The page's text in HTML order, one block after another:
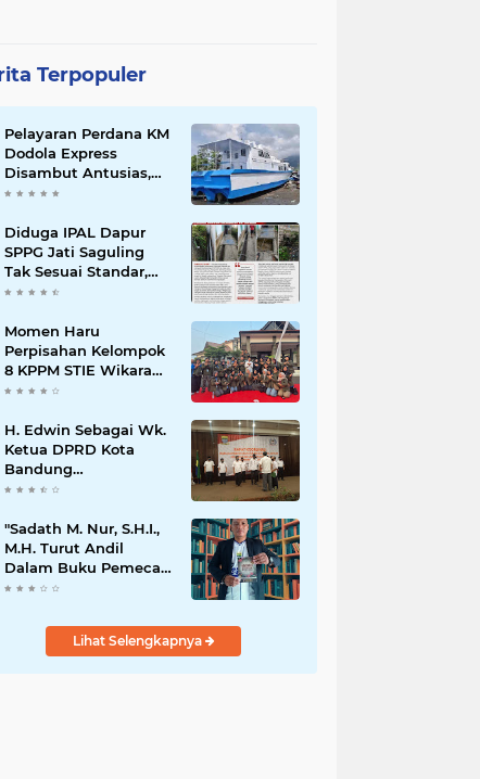
Terpopuler
Pelayaran Perdana KM
Dodola Express
Disambut Antusias,
Baling-Baling Segera
Diduga IPAL Dapur
SPPG Jati Saguling
Tak Sesuai Standar,
Warga Keluhkan
Mengalir ke Sungai
Momen Haru
Perpisahan Kelompok
8 KPPM STIE Wikara
Bersama Kepala Desa
Kecamatan Bojong
H. Edwin Sebagai Wk.
Ketua DPRD Kota
Bandung
Mengapresiasi Dan
Kepada
Kepemimpinan Merdi
Hajiji Sebagai ketua
DPD Lpm Kota
2021-2026
"Sadath M. Nur, S.H.I.,
M.H. Turut Andil
Dalam Buku Pemecah
Rekor MURI Puisi
Lihat Selengkapnya